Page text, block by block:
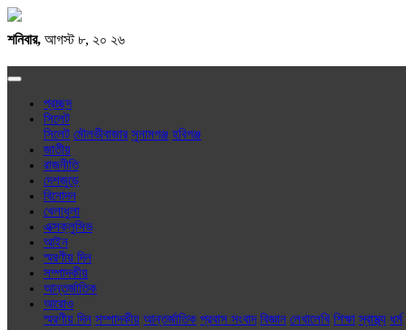
শনিবার, আগস্ট ৮, ২০ ২৬
প্রচ্ছদ
সিলেট
সিলেট মৌলভীবাজার সুনামগঞ্জ হবিগঞ্জ
জাতীয়
রাজনীতি
দেশজুড়ে
বিনোদন
খেলাধুলা
এক্সক্লু‌সিভ
আইন
স্মরণীয় দিন
সম্পাদকীয়
আন্তর্জাতিক
আরোও
স্মরণীয় দিন সম্পাদকীয় আন্তর্জাতিক প্রবাস সংবাদ বিজ্ঞান লেখালেখি শিক্ষা স্বাস্থ্য ধর্ম